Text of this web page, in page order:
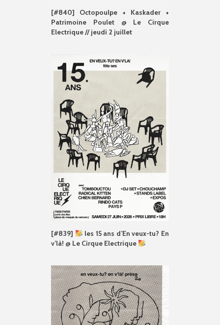
[#840] Octopoulpe + Kaskader +
Patrimoine Poulet @ Le Cirque
Electrique // jeudi 2 juillet
[#839]
les 15 ans d’En veux-tu? En
v’là! @ Le Cirque Electrique